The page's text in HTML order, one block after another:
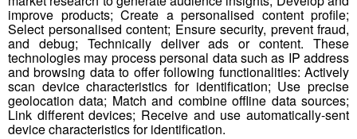
En décembre 2025, la première bougie du
Comité Départemental du Tourisme Haute-
Savoie Mont-Blanc avait été célébré en
grande pompe à La Clusaz.
improve products; Create a personalised content profile;
Select personalised content; Ensure security, prevent fraud,
and debug; Technically deliver ads or content. These
technologies may process personal data such as IP address
and browsing data to offer following functionalities: Actively
scan device characteristics for identification; Use precise
geolocation data; Match and combine offline data sources;
Link different devices; Receive and use automatically-sent
device characteristics for identification.